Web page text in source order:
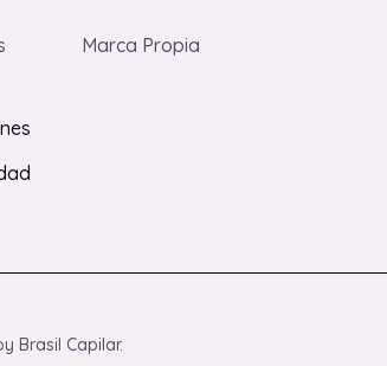
Marca Propia
Brasil Capilar.